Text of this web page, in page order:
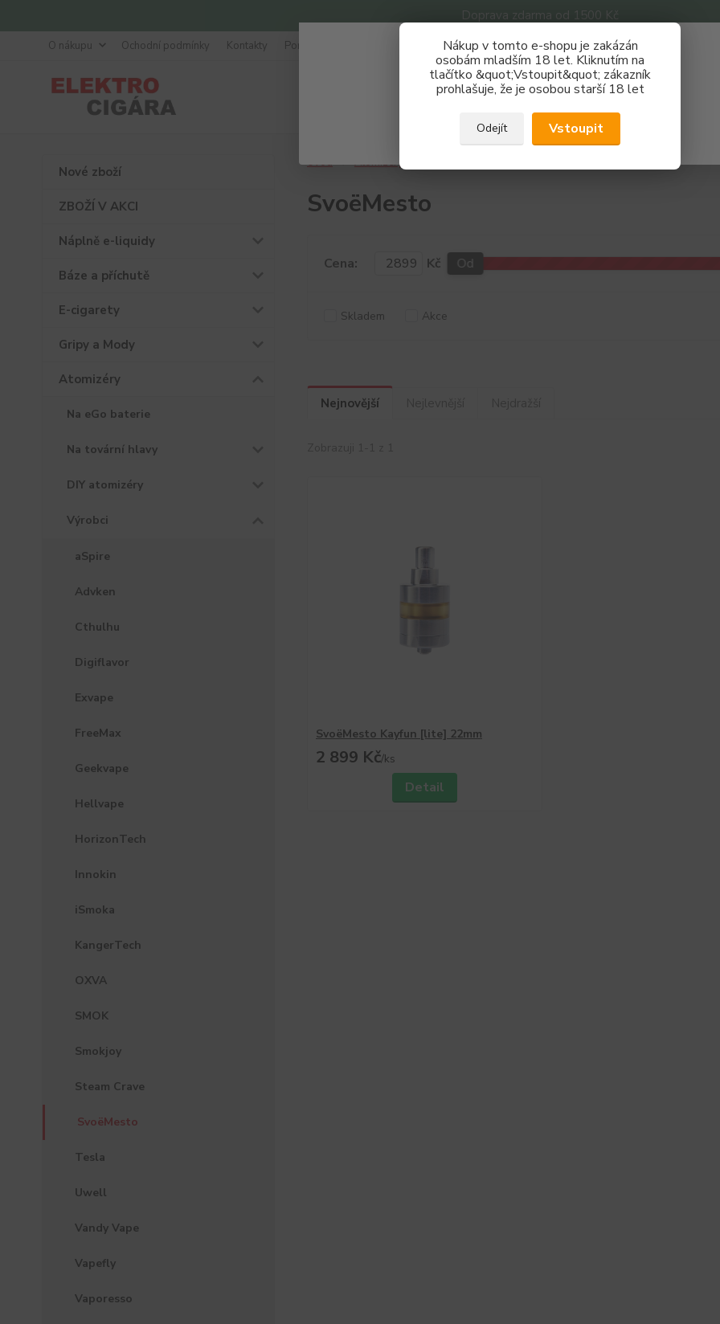
Doprava zdarma od 1500 Kč
Nákup v tomto e-shopu je zakázán
osobám mladším 18 let. Kliknutím na
tlačítko &quot;Vstoupit&quot; zákazník
prohlašuje, že je osobou starší 18 let
Odejít Vstoupit
O nákupu Ochodní podmínky Kontakty Poradna
Hledat
Nové zboží
ZBOŽÍ V AKCI
Náplně e-liquidy
Báze a příchutě
E-cigarety
Gripy a Mody
Atomizéry
Na eGo baterie
Na tovární hlavy
DIY atomizéry
Výrobci
aSpire
Advken
Cthulhu
Digiflavor
Exvape
FreeMax
Geekvape
Hellvape
HorizonTech
Innokin
iSmoka
KangerTech
OXVA
SMOK
Smokjoy
Steam Crave
SvoëMesto
Tesla
Uwell
Vandy Vape
Vapefly
Vaporesso
Úvod Atomizéry
SvoëMesto
Cena: Kč Od
Skladem Akce
Nejnovější
SvoëMesto Kayfun [lite] 22mm
2 899 Kč/ks
Detail
Získej slevu 3%
Zaregistruj se a nakupuj se slevou právě teď!
REGISTRAČNÍ FORMULÁŘ
Zavřít